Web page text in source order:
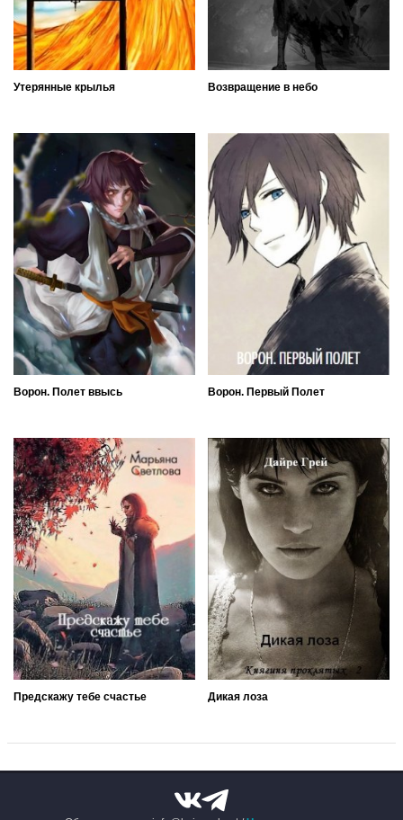
Утерянные крылья Возвращение в небо
Ворон. Полет ввысь Ворон. Первый Полет
Предскажу тебе счастье Дикая лоза